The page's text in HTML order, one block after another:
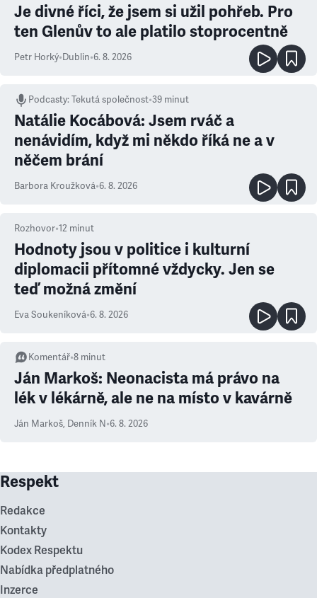
Je divné říci, že jsem si užil pohřeb. Pro
ten Glenův to ale platilo stoprocentně
Petr Horký•Dublin•6. 8. 2026
Podcasty:Tekutá společnost•39 minut
Natálie Kocábová: Jsem rváč a
nenávidím, když mi někdo říká ne a v
něčem brání
Barbora Kroužková•6. 8. 2026
Rozhovor•12 minut
Hodnoty jsou v politice i kulturní
diplomacii přítomné vždycky. Jen se
teď možná změní
Eva Soukeníková•6. 8. 2026
Komentář•8 minut
Ján Markoš: Neonacista má právo na
lék v lékárně, ale ne na místo v kavárně
Ján Markoš, Denník N•6. 8. 2026
Respekt
Redakce
Kontakty
Kodex Respektu
Nabídka předplatného
Inzerce